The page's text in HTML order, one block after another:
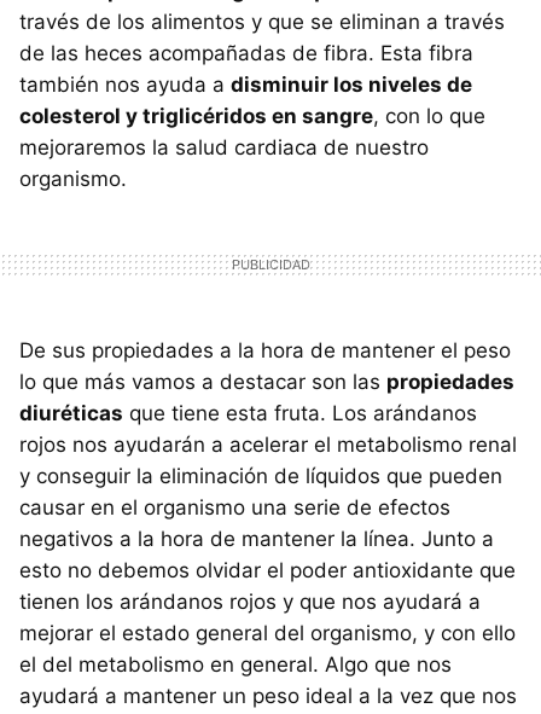
través de los alimentos y que se eliminan a través
de las heces acompañadas de fibra. Esta fibra
también nos ayuda a disminuir los niveles de
colesterol y triglicéridos en sangre, con lo que
mejoraremos la salud cardiaca de nuestro
organismo.
De sus propiedades a la hora de mantener el peso
lo que más vamos a destacar son las propiedades
diuréticas que tiene esta fruta. Los arándanos
rojos nos ayudarán a acelerar el metabolismo renal
y conseguir la eliminación de líquidos que pueden
causar en el organismo una serie de efectos
negativos a la hora de mantener la línea. Junto a
esto no debemos olvidar el poder antioxidante que
tienen los arándanos rojos y que nos ayudará a
mejorar el estado general del organismo, y con ello
el del metabolismo en general. Algo que nos
ayudará a mantener un peso ideal a la vez que nos